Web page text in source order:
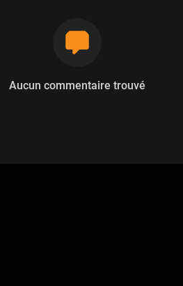
Aucun commentaire trouvé